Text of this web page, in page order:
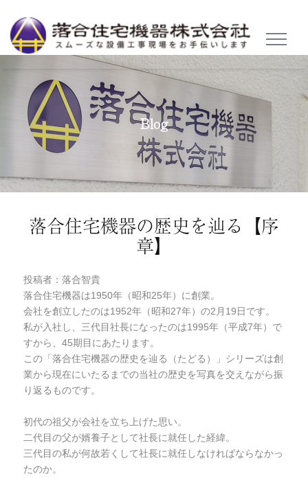
Blog
落合住宅機器の歴史を辿る【序
章】
投稿者：落合智貴
落合住宅機器は1950年（昭和25年）に創業。
会社を創立したのは1952年（昭和27年）の2月19日です。
私が入社し、三代目社長になったのは1995年（平成7年）で
すから、45期目にあたります。
この「落合住宅機器の歴史を辿る（たどる）」シリーズは創
業から現在にいたるまでの当社の歴史を写真を交えながら振
り返るものです。
初代の祖父が会社を立ち上げた思い。
二代目の父が婿養子として社長に就任した経緯。
三代目の私が何故若くして社長に就任しなければならなかっ
たのか。